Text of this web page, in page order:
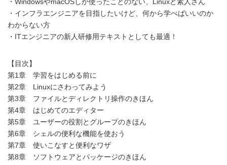
・インフラエンジニアを目指したいけど、何から学べばいいのか
わからない方
・ITエンジニアの新人研修用テキストとしても最適！
【目次】
第1章 学習をはじめる前に
第2章 Linuxにさわってみよう
第3章 ファイルとディレクトリ操作のきほん
第4章 はじめてのエディター
第5章 ユーザーの役割とグループのきほん
第6章 シェルの便利な機能を使おう
第7章 使いこなすと便利なワザ
第8章 ソフトウェアとパッケージのきほん